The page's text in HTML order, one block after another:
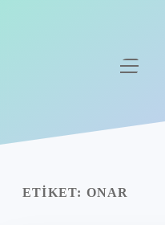
menüyü
ETIKET: ONAR